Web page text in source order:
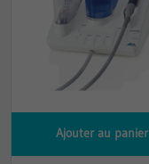
Ajouter au panier